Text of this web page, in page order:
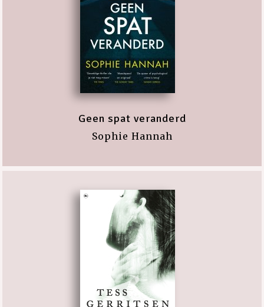
Geen spat veranderd
Sophie Hannah